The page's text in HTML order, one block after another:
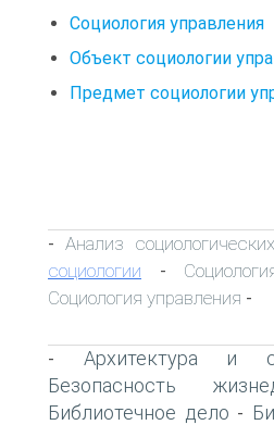
Социология управления
Объект социологии
Предмет социологии
- Анализ
социологии -
Социология управления -
- Архитектура и
Безопасность
Библиотечное дело -